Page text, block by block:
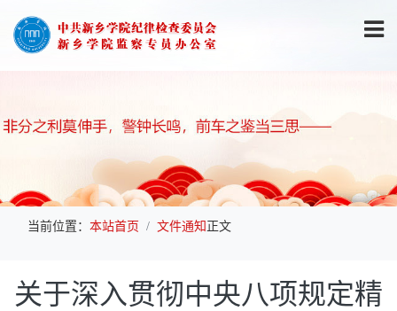
当前位置： 本站首页 文件通知 正文
关于深入贯彻中央八项规定精